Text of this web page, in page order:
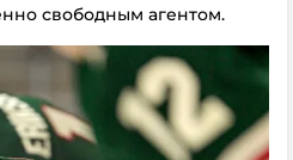
свободным агентом.